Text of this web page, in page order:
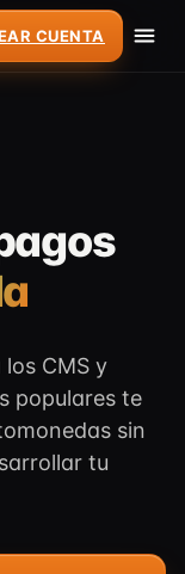
CUENTA
CMS y
populares te
sin
tu